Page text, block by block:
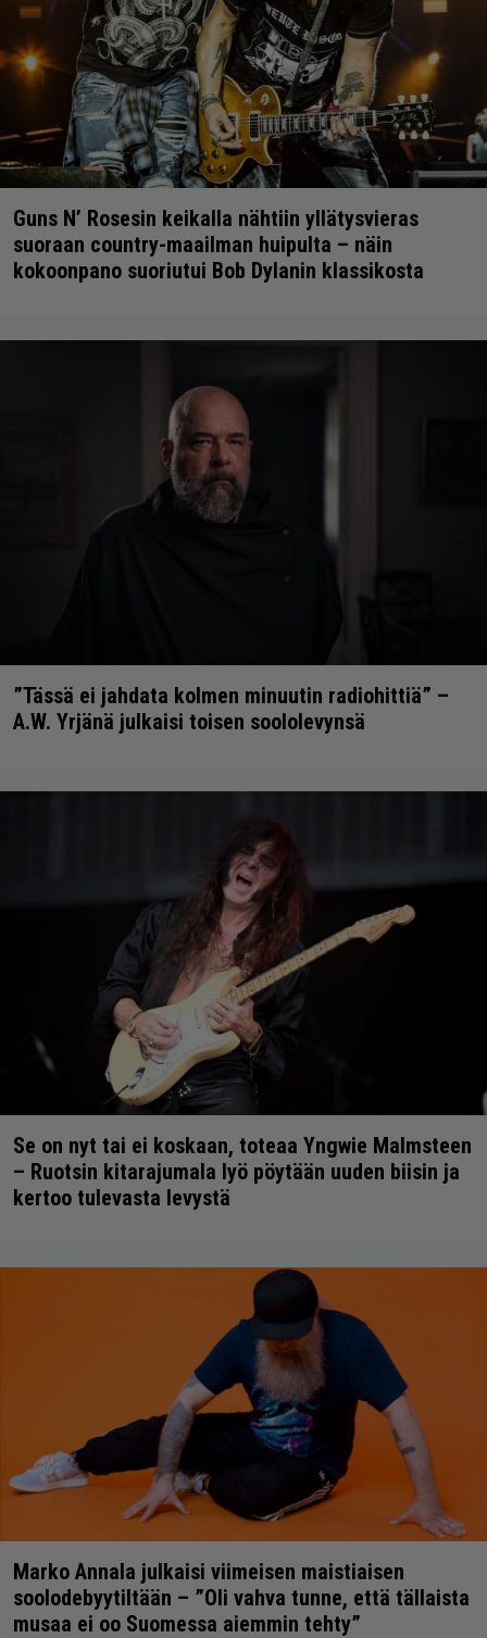
Guns N’ Rosesin keikalla nähtiin yllätysvieras
suoraan country-maailman huipulta – näin
kokoonpano suoriutui Bob Dylanin klassikosta
”Tässä ei jahdata kolmen minuutin radiohittiä” –
A.W. Yrjänä julkaisi toisen soololevynsä
Se on nyt tai ei koskaan, toteaa Yngwie Malmsteen
– Ruotsin kitarajumala lyö pöytään uuden biisin ja
kertoo tulevasta levystä
Marko Annala julkaisi viimeisen maistiaisen
soolodebyytiltään – ”Oli vahva tunne, että tällaista
musaa ei oo Suomessa aiemmin tehty”